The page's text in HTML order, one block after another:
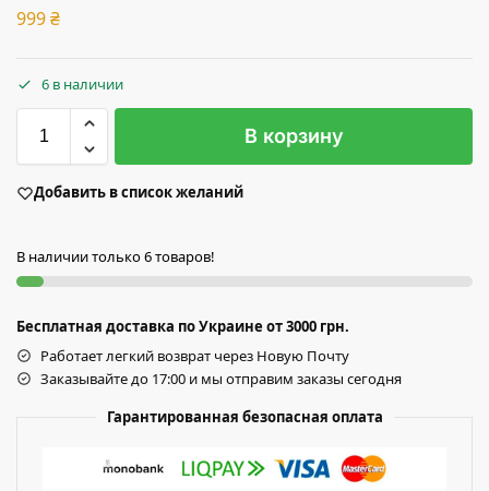
999₴
6 в наличии
В корзину
Добавить в список желаний
В наличии только 6 товаров!
Бесплатная доставка по Украине от 3000 грн.
Работает легкий возврат через Новую Почту
Заказывайте до 17:00 и мы отправим заказы сегодня
Гарантированная безопасная оплата